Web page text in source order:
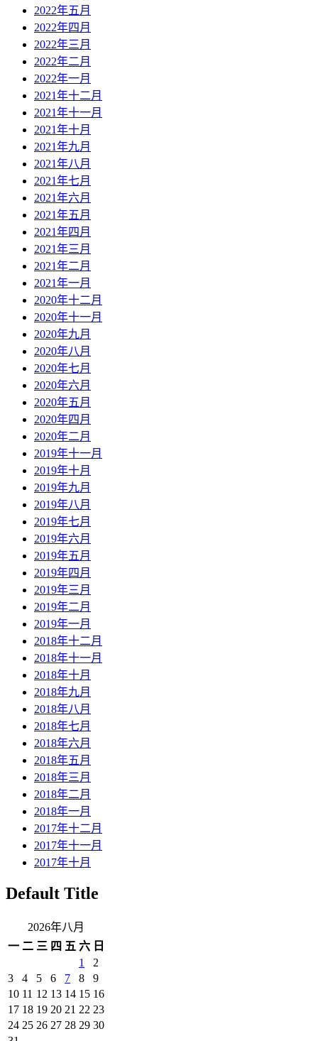
2022年五月
2022年四月
2022年三月
2022年二月
2022年一月
2021年十二月
2021年十一月
2021年十月
2021年九月
2021年八月
2021年七月
2021年六月
2021年五月
2021年四月
2021年三月
2021年二月
2021年一月
2020年十二月
2020年十一月
2020年九月
2020年八月
2020年七月
2020年六月
2020年五月
2020年四月
2020年二月
2019年十一月
2019年十月
2019年九月
2019年八月
2019年七月
2019年六月
2019年五月
2019年四月
2019年三月
2019年二月
2019年一月
2018年十二月
2018年十一月
2018年十月
2018年九月
2018年八月
2018年七月
2018年六月
2018年五月
2018年三月
2018年二月
2018年一月
2017年十二月
2017年十一月
2017年十月
Default Title
2026年八月
一 二 三 四 五 六 日
1
2
3
4 5 6 7 8
9
10 11 12 13 14 15 16
17 18 19 20 21 22 23
24 25 26 27 28 29 30